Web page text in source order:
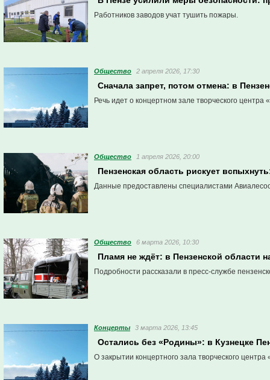
Работников заводов учат тушить пожары.
Общество 2 апреля 2026, 17:30
Сначала запрет, потом отмена: в
Речь идет о концертном зале творческого
Общество 1 апреля 2026, 20:00
Пензенская область рискует
Данные предоставлены специалистами
Общество 6 марта 2026, 10:30
Пламя не ждёт: в Пензенской области
Подробности рассказали в пресс-службе
Концерты 3 марта 2026, 13:45
Остались без «Родины»: в Кузнецке
О закрытии концертного зала творческого